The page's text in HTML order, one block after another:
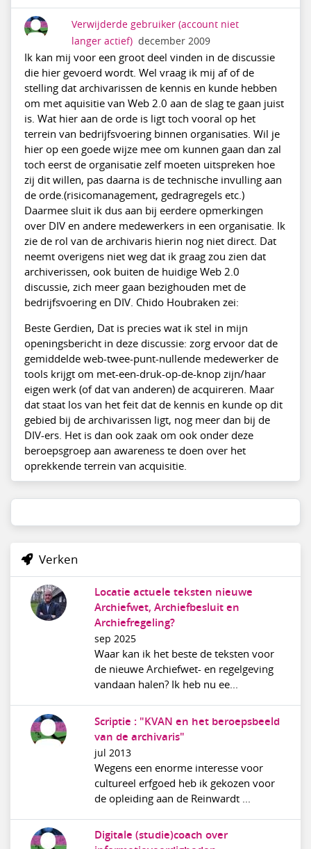
Verwijderde gebruiker (account niet
langer actief) december 2009
Ik kan mij voor een groot deel vinden in de discussie
die hier gevoerd wordt. Wel vraag ik mij af of de
stelling dat archivarissen de kennis en kunde hebben
om met aquisitie van Web 2.0 aan de slag te gaan juist
is. Wat hier aan de orde is ligt toch vooral op het
terrein van bedrijfsvoering binnen organisaties. Wil je
hier op een goede wijze mee om kunnen gaan dan zal
toch eerst de organisatie zelf moeten uitspreken hoe
zij dit willen, pas daarna is de technische invulling aan
de orde.(risicomanagement, gedragregels etc.)
Daarmee sluit ik dus aan bij eerdere opmerkingen
over DIV en andere medewerkers in een organisatie. Ik
zie de rol van de archivaris hierin nog niet direct. Dat
neemt overigens niet weg dat ik graag zou zien dat
archiverissen, ook buiten de huidige Web 2.0
discussie, zich meer gaan bezighouden met de
bedrijfsvoering en DIV. Chido Houbraken zei:
Beste Gerdien, Dat is precies wat ik stel in mijn
openingsbericht in deze discussie: zorg ervoor dat de
gemiddelde web-twee-punt-nullende medewerker de
tools krijgt om met-een-druk-op-de-knop zijn/haar
eigen werk (of dat van anderen) de acquireren. Maar
dat staat los van het feit dat de kennis en kunde op dit
gebied bij de archivarissen ligt, nog meer dan bij de
DIV-ers. Het is dan ook zaak om ook onder deze
beroepsgroep aan awareness te doen over het
oprekkende terrein van acquisitie.
Verken
Locatie actuele teksten nieuwe
Archiefwet, Archiefbesluit en
Archiefregeling?
sep 2025
Waar kan ik het beste de teksten voor
de nieuwe Archiefwet- en regelgeving
vandaan halen? Ik heb nu ee...
Scriptie : "KVAN en het beroepsbeeld
van de archivaris"
jul 2013
Wegens een enorme interesse voor
cultureel erfgoed heb ik gekozen voor
de opleiding aan de Reinwardt ...
Digitale (studie)coach over